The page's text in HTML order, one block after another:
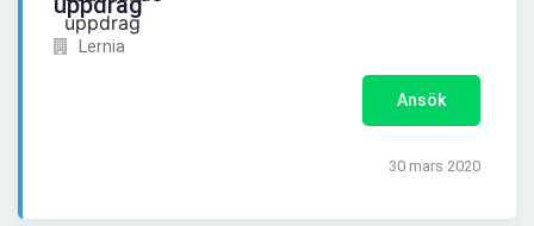
Lernia
Ansök
30 mars 2020